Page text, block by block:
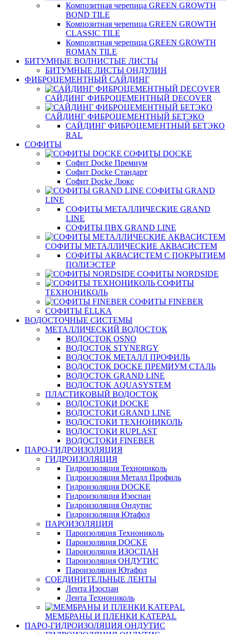
Композитная черепица GREEN GROWTH
BOND TILE
Композитная черепица GREEN GROWTH
CLASSIC TILE
Композитная черепица GREEN GROWTH
ROMAN TILE
БИТУМНЫЕ ВОЛНИСТЫЕ ЛИСТЫ
БИТУМНЫЕ ЛИСТЫ ОНДУЛИН
ФИБРОЦЕМЕНТНЫЙ САЙДИНГ
САЙДИНГ ФИБРОЦЕМЕНТНЫЙ DECOVER
САЙДИНГ ФИБРОЦЕМЕНТНЫЙ БЕТЭКО
САЙДИНГ ФИБРОЦЕМЕНТНЫЙ БЕТЭКО
RAL
СОФИТЫ
СОФИТЫ DOCKE
Софит Docke Премиум
Софит Docke Стандарт
Софит Docke Люкс
СОФИТЫ GRAND
LINE
СОФИТЫ МЕТАЛЛИЧЕСКИЕ GRAND
LINE
СОФИТЫ ПВХ GRAND LINE
СОФИТЫ МЕТАЛЛИЧЕСКИЕ АКВАСИСТЕМ
СОФИТЫ АКВАСИСТЕМ С ПОКРЫТИЕМ
ПОЛИЭСТЕР
СОФИТЫ NORDSIDE
СОФИТЫ
ТЕХНОНИКОЛЬ
СОФИТЫ FINEBER
СОФИТЫ ЁLLKA
ВОДОСТОЧНЫЕ СИСТЕМЫ
МЕТАЛЛИЧЕСКИЙ ВОДОСТОК
ВОДОСТОК OSNO
ВОДОСТОК STYNERGY
ВОДОСТОК МЕТАЛЛ ПРОФИЛЬ
ВОДОСТОК DOCKE ПРЕМИУМ СТАЛЬ
ВОДОСТОК GRAND LINE
ВОДОСТОК AQUASYSTEM
ПЛАСТИКОВЫЙ ВОДОСТОК
ВОДОСТОКИ DOCKE
ВОДОСТОКИ GRAND LINE
ВОДОСТОКИ ТЕХНОНИКОЛЬ
ВОДОСТОКИ RUPLAST
ВОДОСТОКИ FINEBER
ПАРО-ГИДРОИЗОЛЯЦИЯ
ГИДРОИЗОЛЯЦИЯ
Гидроизоляция Технониколь
Гидроизоляция Металл Профиль
Гидроизоляция DOCKE
Гидроизоляция Изоспан
Гидроизоляция Ондутис
Гидроизоляция Ютафол
ПАРОИЗОЛЯЦИЯ
Пароизоляция Технониколь
Пароизоляция DOCKE
Пароизоляция ИЗОСПАН
Пароизоляция ОНДУТИС
Пароизоляция Ютафол
СОЕДИНИТЕЛЬНЫЕ ЛЕНТЫ
Лента Изоспан
Лента Технониколь
МЕМБРАНЫ И ПЛЕНКИ KATEPAL
ПАРО-ГИДРОИЗОЛЯЦИЯ ОНДУТИС